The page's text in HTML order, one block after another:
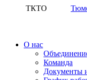
ТКТО
О нас
Команда
Документы